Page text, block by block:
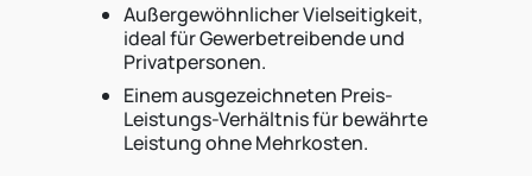
Außergewöhnlicher Vielseitigkeit,
ideal für Gewerbetreibende und
Privatpersonen.
Einem ausgezeichneten Preis-
Leistungs-Verhältnis für bewährte
Leistung ohne Mehrkosten.